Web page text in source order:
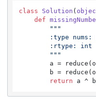
class Solution (
def
"""
:type nums:
        :rtype: int
        """
a =
b =
return